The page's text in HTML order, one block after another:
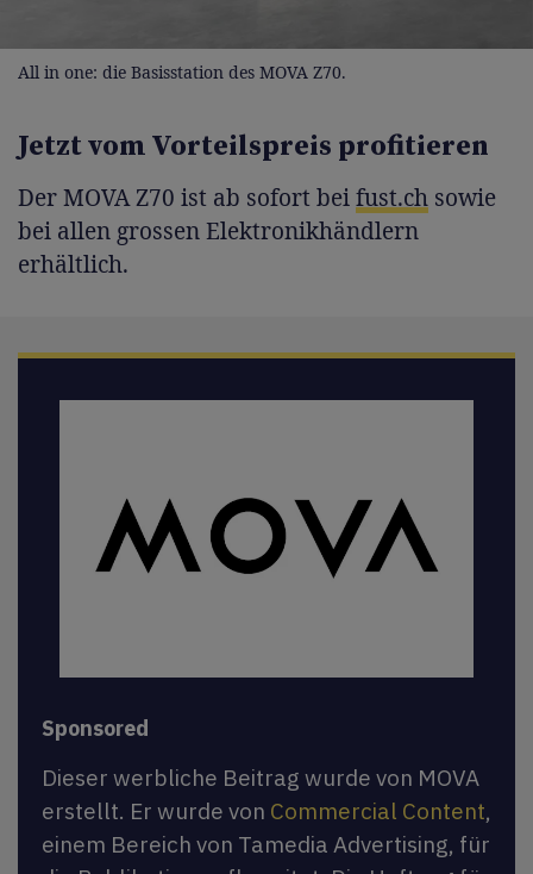
All in one: die Basisstation des MOVA Z70.
Jetzt vom Vorteilspreis profitieren
Der MOVA Z70 ist ab sofort beifust.ch sowie
bei allen grossen Elektronikhändlern
erhältlich.
Sponsored
Dieser werbliche Beitrag wurde von MOVA
erstellt. Er wurde von Commercial Content,
einem Bereich von Tamedia Advertising, für